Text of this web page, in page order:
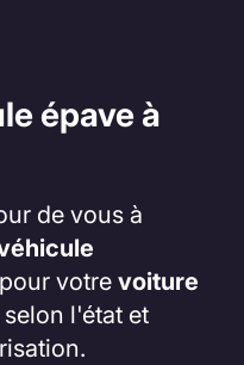
épave à
de vous à
votre voiture
l'état et